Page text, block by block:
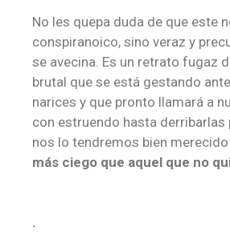
No les quepa duda de que este
conspiranoico, sino veraz y
se avecina. Es un retrato fugaz
brutal que se está gestando
narices y que pronto llamará a
con estruendo hasta
nos lo tendremos bien merecido
más ciego que aquel que no
.